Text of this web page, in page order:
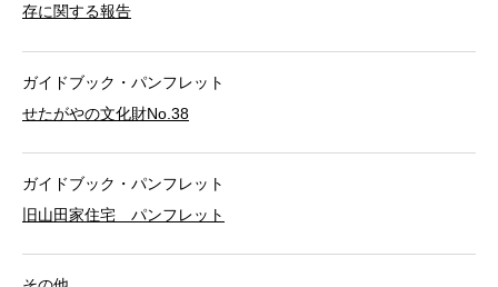
存に関する報告
ガイドブック・パンフレット
せたがやの文化財No.38
ガイドブック・パンフレット
旧山田家住宅 パンフレット